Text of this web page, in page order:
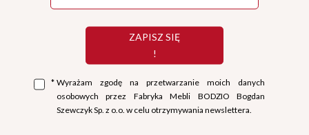
ZAPISZ SIĘ
!
* Wyrażam zgodę na przetwarzanie moich danych
osobowych przez Fabryka Mebli BODZIO Bogdan
Szewczyk Sp. z o.o. w celu otrzymywania newslettera.